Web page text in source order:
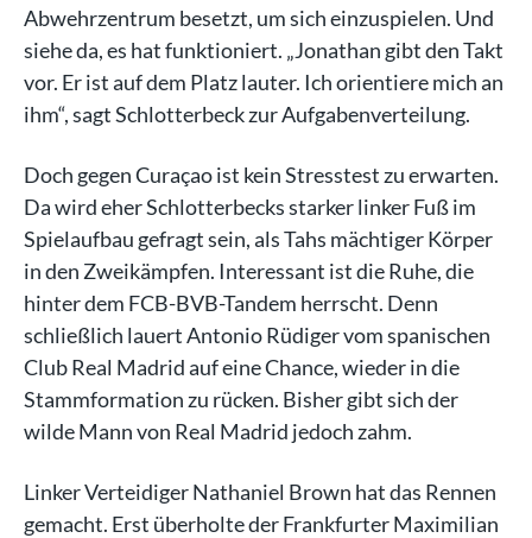
Abwehrzentrum besetzt, um sich einzuspielen. Und
siehe da, es hat funktioniert. „Jonathan gibt den Takt
vor. Er ist auf dem Platz lauter. Ich orientiere mich an
ihm“, sagt Schlotterbeck zur Aufgabenverteilung.
Doch gegen Curaçao ist kein Stresstest zu erwarten.
Da wird eher Schlotterbecks starker linker Fuß im
Spielaufbau gefragt sein, als Tahs mächtiger Körper
in den Zweikämpfen. Interessant ist die Ruhe, die
hinter dem FCB-BVB-Tandem herrscht. Denn
schließlich lauert Antonio Rüdiger vom spanischen
Club Real Madrid auf eine Chance, wieder in die
Stammformation zu rücken. Bisher gibt sich der
wilde Mann von Real Madrid jedoch zahm.
Linker Verteidiger Nathaniel Brown hat das Rennen
gemacht. Erst überholte der Frankfurter Maximilian